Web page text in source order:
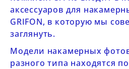
аксессуаров для
GRIFON, в которую мы
заглянуть.
Модели накамерных
разного типа находятся